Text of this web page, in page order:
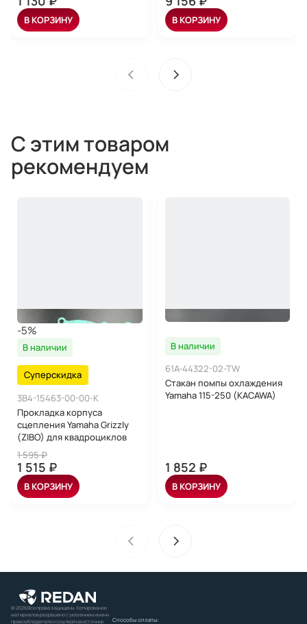
В КОРЗИНУ В КОРЗИНУ
С этим товаром
рекомендуем
-5%
В наличии
Суперскидка
3B4-15463-00-00-K
Прокладка корпуса
сцепления Yamaha Grizzly
(ZIBO) для квадроциклов
1 595 ₽
1 515 ₽
В КОРЗИНУ
В наличии
61A-44322-02-TW
Стакан помпы охлаждения
Yamaha 115-250 (KACAWA)
1 852 ₽
В КОРЗИНУ
© 2026 Все права защищены. Копирование
материалов разрешено с указанием имени
правообладателя и ссылкой на источник
Способы оплаты: